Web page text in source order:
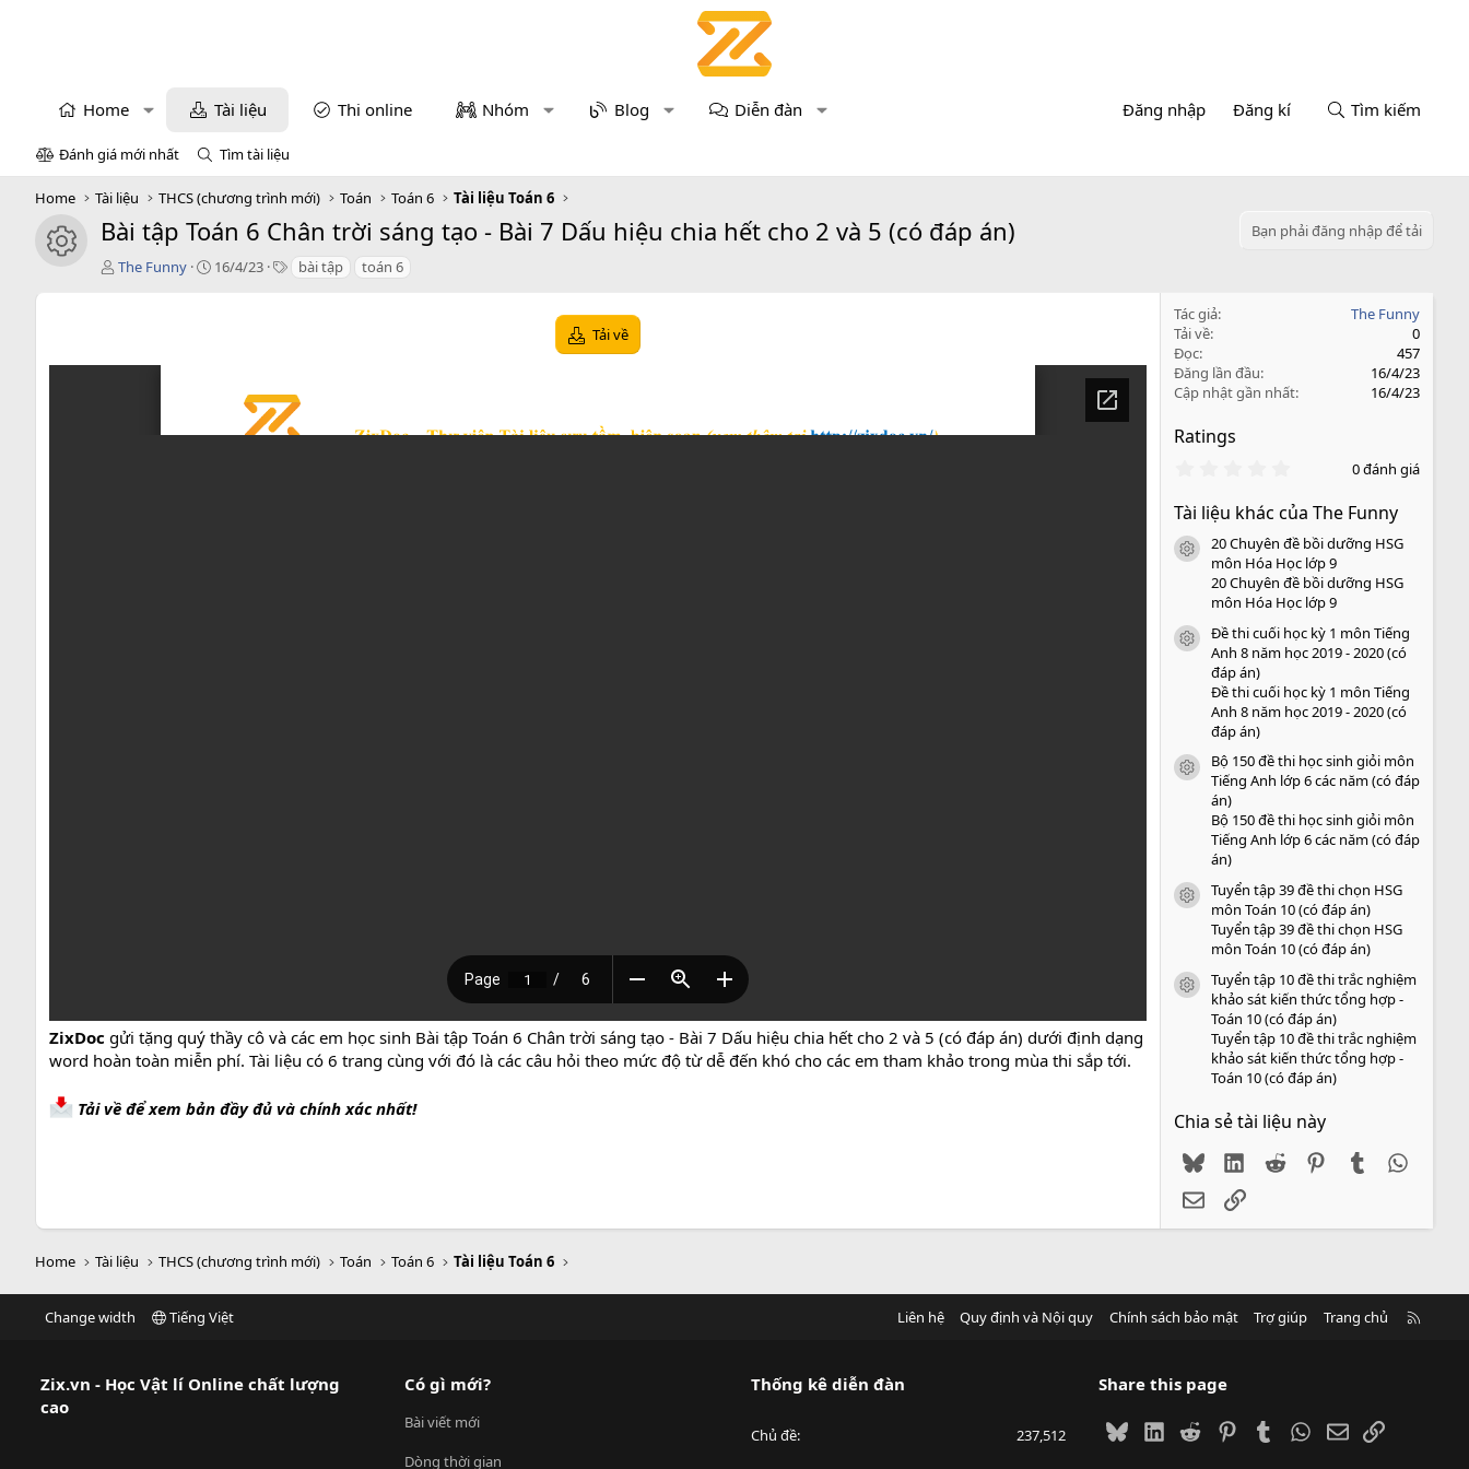
Home Tài liệu Thi online Nhóm Blog Diễn đàn Đăng nhập Đăng kí Tìm kiếm
Đánh giá mới nhất Tìm tài liệu
Home Tài liệu THCS (chương trình mới) Toán Toán 6 Tài liệu Toán 6
icon tài liệu
Bài tập Toán 6 Chân trời sáng tạo - Bài 7 Dấu hiệu chia hết cho 2 và 5 (có đáp án)
Bạn phải đăng nhập để tải
T
ả
The Funny
C16/4/23
T bài tập toán 6
Tải về
ZixDoc gửi tặng quý thầy cô và các em học sinh Bài tập Toán 6 Chân trời sáng tạo - Bài 7 Dấu hiệu chia hết cho 2 và 5 (có đáp án) dưới định dạng
word hoàn toàn miễn phí. Tài liệu có 6 trang cùng với đó là các câu hỏi theo mức độ từ dễ đến khó cho các em tham khảo trong mùa thi sắp tới.
Tải về để xem bản đầy đủ và chính xác nhất!
Tác giả
The Funny
Tải về
0
Đọc
457
Đăng lần đầu
16/4/23
Cập nhật gần nhất
16/4/23
Ratings
0
0
s
a
o
0 đánh giá
Tài liệu khác của The Funny
icon tài liệu
20 Chuyên đề bồi dưỡng HSG
môn Hóa Học lớp 9
20 Chuyên đề bồi dưỡng HSG
môn Hóa Học lớp 9
icon tài liệu
Đề thi cuối học kỳ 1 môn Tiếng
Anh 8 năm học 2019 - 2020 (có
đáp án)
Đề thi cuối học kỳ 1 môn Tiếng
Anh 8 năm học 2019 - 2020 (có
đáp án)
icon tài liệu
Bộ 150 đề thi học sinh giỏi môn
Tiếng Anh lớp 6 các năm (có đáp
án)
Bộ 150 đề thi học sinh giỏi môn
Tiếng Anh lớp 6 các năm (có đáp
án)
icon tài liệu
Tuyển tập 39 đề thi chọn HSG
môn Toán 10 (có đáp án)
Tuyển tập 39 đề thi chọn HSG
môn Toán 10 (có đáp án)
icon tài liệu
Tuyển tập 10 đề thi trắc nghiệm
khảo sát kiến thức tổng hợp -
Toán 10 (có đáp án)
Tuyển tập 10 đề thi trắc nghiệm
khảo sát kiến thức tổng hợp -
Toán 10 (có đáp án)
Chia sẻ tài liệu này
BlueskyLinkedIn
Reddit PinterestTumblr
EmailLink
Home Tài liệu THCS (chương trình mới) Toán Toán 6 Tài liệu Toán 6
Change width Tiếng Việt Liên hệ Quy định và Nội quy Chính sách bảo mật Trợ giúp Trang chủ
Zix.vn - Học Vật lí Online chất lượng
cao
Có gì mới?
Bài viết mới
Dòng thời gian
Thống kê diễn đàn
Chủ đề 237,512
Share this page
BlueskyLinkedIn
Reddit PinterestTumblrWhatsApp
EmailLink